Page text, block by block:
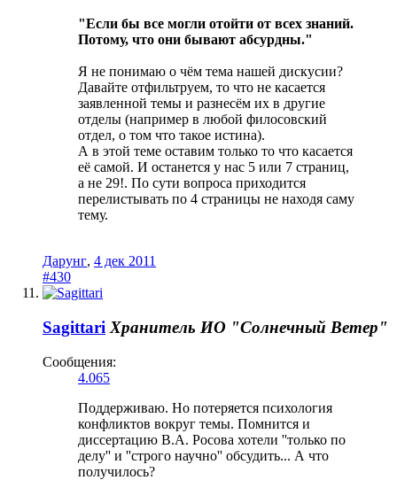
"Если бы все могли отойти от всех знаний.
Потому, что они бывают абсурдны."
Я не понимаю о чём тема нашей дискусии?
Давайте отфильтруем, то что не касается
заявленной темы и разнесём их в другие
отделы (например в любой филосовский
отдел, о том что такое истина).
А в этой теме оставим только то что касается
её самой. И останется у нас 5 или 7 страниц,
а не 29!. По сути вопроса приходится
перелистывать по 4 страницы не находя саму
тему.
Дарунг, 4 дек 2011
#430
Sagittari Хранитель ИО "Солнечный Ветер"
Сообщения:
4.065
Поддерживаю. Но потеряется психология
конфликтов вокруг темы. Помнится и
диссертацию В.А. Росова хотели ''только по
делу'' и ''строго научно'' обсудить... А что
получилось?